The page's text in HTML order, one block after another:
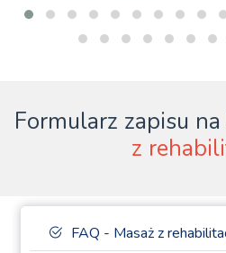
Formularz zapisu
z
FAQ - Masaż z